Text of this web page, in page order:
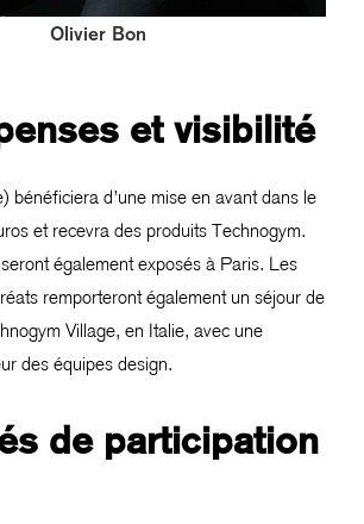
Olivier Bon
et visibilité
bénéficiera d’une mise en avant dans le
et recevra des produits Technogym.
également exposés à Paris. Les
remporteront également un séjour de
Village, en Italie, avec une
des équipes design.
de participation